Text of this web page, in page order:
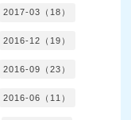
2017-03（18）
2016-12（19）
2016-09（23）
2016-06（11）